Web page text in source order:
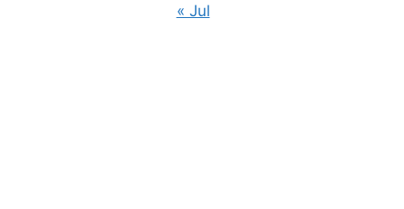
« Jul